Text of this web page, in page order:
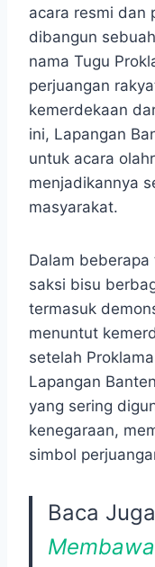
acara resmi dan
dibangun
nama Tugu
perjuangan
kemerdekaan
ini, Lapangan
untuk acara
menjadikannya
masyarakat.
Dalam
saksi bisu
termasuk
menuntut
setelah
Lapangan
yang sering
kenegaraan,
simbol
Baca